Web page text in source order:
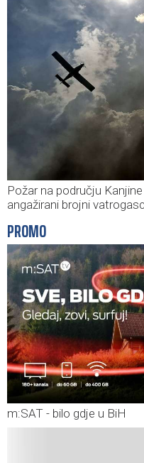
Požar na području
angažirani brojni
PROMO
m:SAT - bilo gdje u BiH